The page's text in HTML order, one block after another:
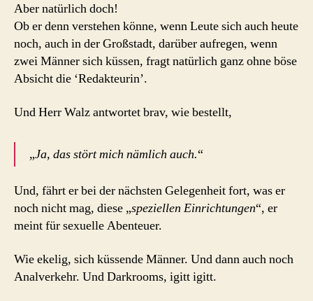
Aber natürlich doch!
Ob er denn verstehen könne, wenn Leute sich auch heute
noch, auch in der Großstadt, darüber aufregen, wenn
zwei Männer sich küssen, fragt natürlich ganz ohne böse
Absicht die ‘Redakteurin’.
Und Herr Walz antwortet brav, wie bestellt,
„Ja, das stört mich nämlich auch.“
Und, fährt er bei der nächsten Gelegenheit fort, was er
noch nicht mag, diese „speziellen Einrichtungen“, er
meint für sexuelle Abenteuer.
Wie ekelig, sich küssende Männer. Und dann auch noch
Analverkehr. Und Darkrooms, igitt igitt.